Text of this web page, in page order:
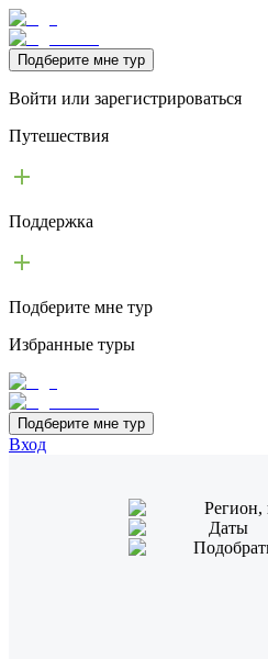
Подберите мне тур
Войти или зарегистрироваться
Путешествия
Поддержка
Подберите мне тур
Избранные туры
Подберите мне тур
Вход
Регион,
Даты